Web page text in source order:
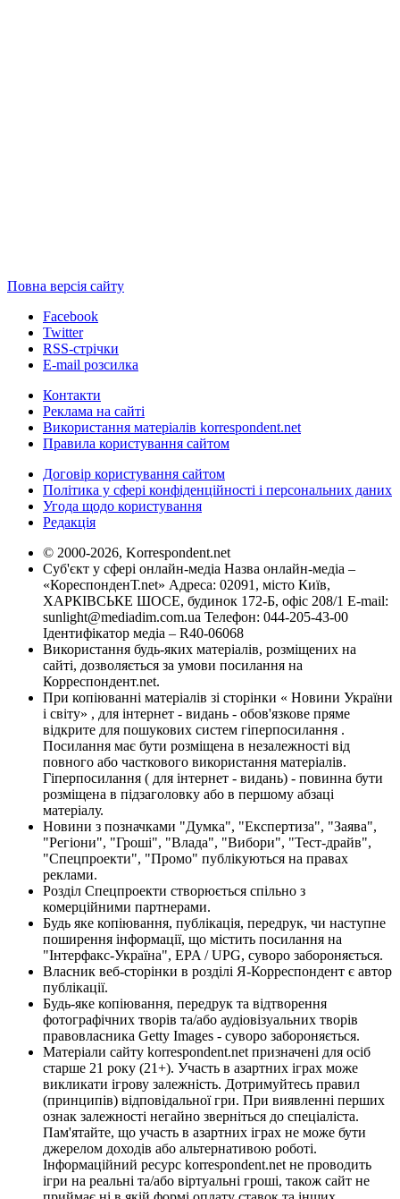
Повна версія сайту
Facebook
Twitter
RSS-стрічки
E-mail розсилка
Контакти
Реклама на сайті
Використання матеріалів korrespondent.net
Правила користування сайтом
Договір користування сайтом
Політика у сфері конфіденційності і персональних даних
Угода щодо користування
Редакція
© 2000-2026, Korrespondent.net
Суб'єкт у сфері онлайн-медіа Назва онлайн-медіа –
«КореспонденТ.net» Адреса: 02091, місто Київ,
ХАРКІВСЬКЕ ШОСЕ, будинок 172-Б, офіс 208/1 E-mail:
sunlight@mediadim.com.ua Телефон: 044-205-43-00
Ідентифікатор медіа – R40-06068
Використання будь-яких матеріалів, розміщених на
сайті, дозволяється за умови посилання на
Корреспондент.net.
При копіюванні матеріалів зі сторінки « Новини України
і світу» , для інтернет - видань - обов'язкове пряме
відкрите для пошукових систем гіперпосилання .
Посилання має бути розміщена в незалежності від
повного або часткового використання матеріалів.
Гіперпосилання ( для інтернет - видань) - повинна бути
розміщена в підзаголовку або в першому абзаці
матеріалу.
Новини з позначками "Думка", "Експертиза", "Заява",
"Регіони", "Гроші", "Влада", "Вибори", "Тест-драйв",
"Спецпроекти", "Промо" публікуються на правах
реклами.
Розділ Спецпроекти створюється спільно з
комерційними партнерами.
Будь яке копіювання, публікація, передрук, чи наступне
поширення інформації, що містить посилання на
"Інтерфакс-Україна", EPA / UPG, суворо забороняється.
Власник веб-сторінки в розділі Я-Корреспондент є автор
публікації.
Будь-яке копіювання, передрук та відтворення
фотографічних творів та/або аудіовізуальних творів
правовласника Getty Images - суворо забороняється.
Матеріали сайту korrespondent.net призначені для осіб
старше 21 року (21+). Участь в азартних іграх може
викликати ігрову залежність. Дотримуйтесь правил
(принципів) відповідальної гри. При виявленні перших
ознак залежності негайно зверніться до спеціаліста.
Пам'ятайте, що участь в азартних іграх не може бути
джерелом доходів або альтернативою роботі.
Інформаційний ресурс korrespondent.net не проводить
ігри на реальні та/або віртуальні гроші, також сайт не